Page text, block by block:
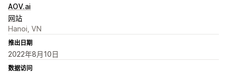
AOV.ai
网站
Hanoi, VN
推出日期
2022年8月10日
数据访问